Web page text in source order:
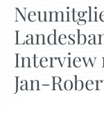
Interview
Jan-